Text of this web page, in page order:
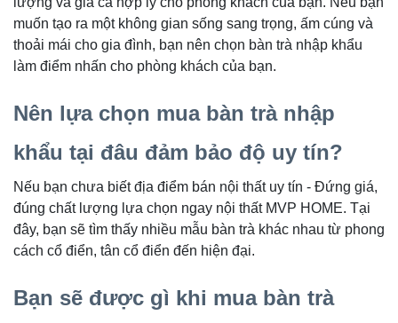
muốn tạo ra một không gian sống sang trọng, ấm cúng và
thoải mái cho gia đình, bạn nên chọn bàn trà nhập khẩu
làm điểm nhấn cho phòng khách của bạn.
Nên lựa chọn mua bàn trà nhập
khẩu tại đâu đảm bảo độ uy tín?
Nếu bạn chưa biết địa điểm bán nội thất uy tín - Đứng giá,
đúng chất lượng lựa chọn ngay nội thất MVP HOME. Tại
đây, bạn sẽ tìm thấy nhiều mẫu bàn trà khác nhau từ phong
cách cổ điển, tân cổ điển đến hiện đại.
Bạn sẽ được gì khi mua bàn trà